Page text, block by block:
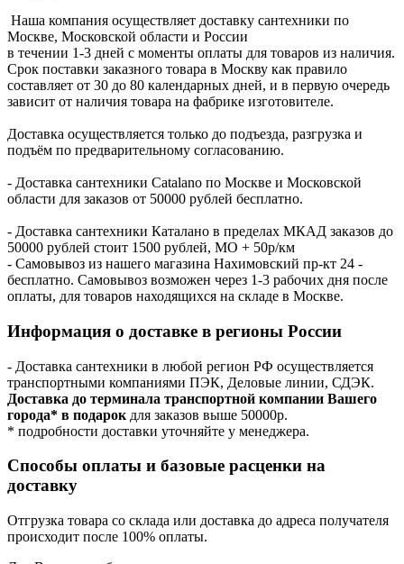
Наша компания осуществляет доставку сантехники по
Москве, Московской области и России
в течении 1-3 дней с моменты оплаты для товаров из наличия.
Срок поставки заказного товара в Москву как правило
составляет от 30 до 80 календарных дней, и в первую очередь
зависит от наличия товара на фабрике изготовителе.
Доставка осуществляется только до подъезда, разгрузка и
подъём по предварительному согласованию.
- Доставка сантехники Catalano по Москве и Московской
области для заказов от 50000 рублей бесплатно.
- Доставка сантехники Каталано в пределах МКАД заказов до
50000 рублей стоит 1500 рублей, МО + 50р/км
- Самовывоз из нашего магазина Нахимовский пр-кт 24 -
бесплатно. Самовывоз возможен через 1-3 рабочих дня после
оплаты, для товаров находящихся на складе в Москве.
Информация о доставке в регионы России
- Доставка сантехники в любой регион РФ осуществляется
транспортными компаниями ПЭК, Деловые линии, СДЭК.
Доставка до терминала транспортной компании Вашего
города* в подарок для заказов выше 50000р.
* подробности доставки уточняйте у менеджера.
Способы оплаты и базовые расценки на
доставку
Отгрузка товара со склада или доставка до адреса получателя
происходит после 100% оплаты.